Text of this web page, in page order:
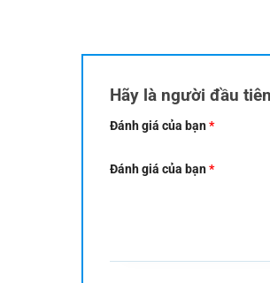
Hãy là người đầu
Đánh giá của bạn*
Đánh giá của bạn*